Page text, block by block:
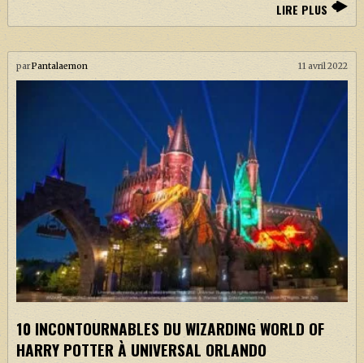
LIRE PLUS
parPantalaemon 11 avril 2022
10 INCONTOURNABLES DU WIZARDING WORLD OF
HARRY POTTER À UNIVERSAL ORLANDO